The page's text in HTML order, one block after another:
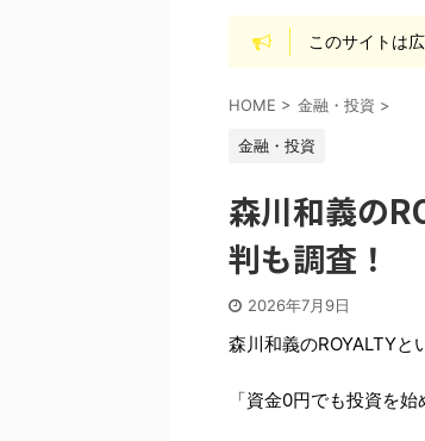
このサイトは
HOME > 金融・投資 >
金融・投資
森川和義の
判も調査！
2026年7月9日
森川和義のROYALTYと
「資金0円でも投資を